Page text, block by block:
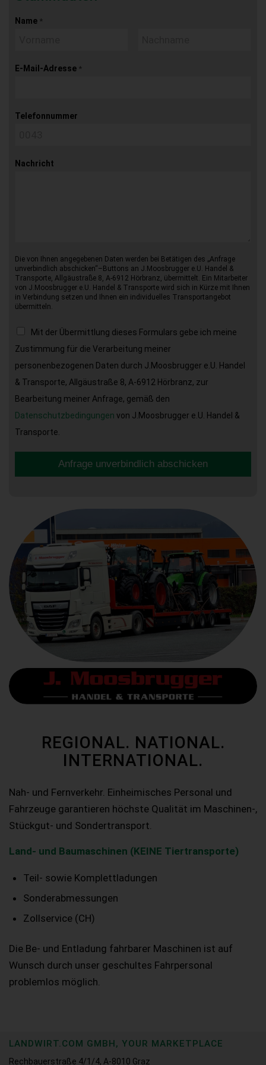
Name *
E-Mail-Adresse *
Telefonnummer
Nachricht
Die von Ihnen angegebenen Daten werden bei Betätigen des „Anfrage
unverbindlich abschicken“–Buttons an J.Moosbrugger e.U. Handel &
Transporte, Allgäustraße 8, A-6912 Hörbranz, übermittelt. Ein Mitarbeiter
von J.Moosbrugger e.U. Handel & Transporte wird sich in Kürze mit Ihnen
in Verbindung setzen und Ihnen ein individuelles Transportangebot
übermitteln.
Mit der Übermittlung dieses Formulars gebe ich meine
Zustimmung für die Verarbeitung meiner
personenbezogenen Daten durch J.Moosbrugger e.U. Handel
& Transporte, Allgäustraße 8, A-6912 Hörbranz, zur
Bearbeitung meiner Anfrage, gemäß den
Datenschutzbedingungen von J.Moosbrugger e.U. Handel &
Transporte.
Anfrage unverbindlich abschicken
REGIONAL. NATIONAL.
INTERNATIONAL.
Nah- und Fernverkehr. Einheimisches Personal und
Fahrzeuge garantieren höchste Qualität im Maschinen-,
Stückgut- und Sondertransport.
Land- und Baumaschinen (KEINE Tiertransporte)
Teil- sowie Komplettladungen
Sonderabmessungen
Zollservice (CH)
Die Be- und Entladung fahrbarer Maschinen ist auf
Wunsch durch unser geschultes Fahrpersonal
problemlos möglich.
LANDWIRT.COM GMBH, YOUR MARKETPLACE
Rechbauerstraße 4/1/4, A-8010 Graz